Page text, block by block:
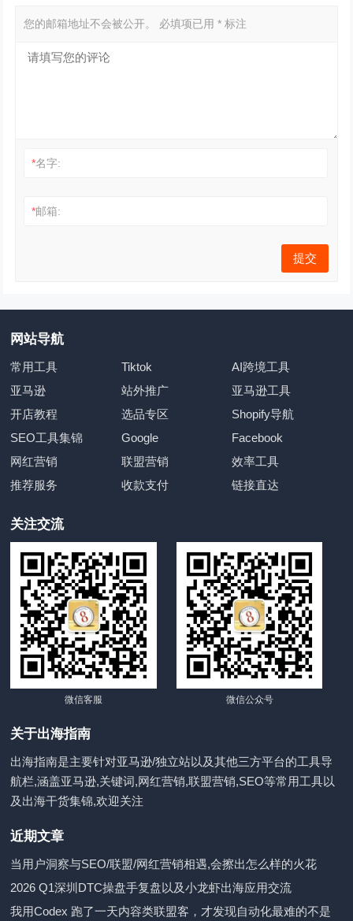
您的邮箱地址不会被公开。 必填项已用* 标注
*名字:
*邮箱:
网站导航
常用工具 Tiktok
AI跨境工具
亚马逊
站外推广
亚马逊工具
开店教程
选品专区
Shopify导航
SEO工具集锦
Google
Facebook
网红营销
联盟营销
效率工具
推荐服务
收款支付 链接直达
关注交流
微信客服 微信公众号
关于出海指南
出海指南是主要针对亚马逊/独立站以及其他三方平台的工具导
航栏,涵盖亚马逊,关键词,网红营销,联盟营销,SEO等常用工具以
及出海干货集锦,欢迎关注
近期文章
当用户洞察与SEO/联盟/网红营销相遇,会擦出怎么样的火花
2026 Q1深圳DTC操盘手复盘以及小龙虾出海应用交流
我用Codex 跑了一天内容类联盟客，才发现自动化最难的不是